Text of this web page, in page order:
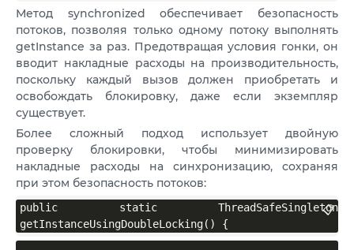
Метод synchronized обеспечивает безопасность
потоков, позволяя только одному потоку выполнять
getInstance за раз. Предотвращая условия гонки, он
вводит накладные расходы на производительность,
поскольку каждый вызов должен приобретать и
освобождать блокировку, даже если экземпляр
существует.
Более сложный подход использует двойную
проверку блокировки, чтобы минимизировать
накладные расходы на синхронизацию, сохраняя
при этом безопасность потоков:
public static ThreadSafeSingleton
getInstanceUsingDoubleLocking() {
📋